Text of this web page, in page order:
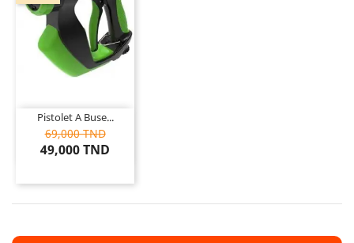
Pistolet A Buse...
69,000 TND
49,000 TND